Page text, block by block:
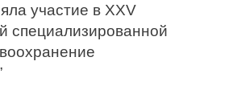
участие в XXV
специализированной